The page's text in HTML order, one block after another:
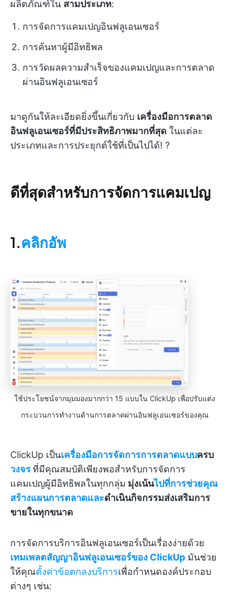
ผลิตภัณฑ์ใน สามประเภท:
การจัดการแคมเปญอินฟลูเอนเซอร์
การค้นหาผู้มีอิทธิพล
การวัดผลความสำเร็จของแคมเปญและการตลาด
ผ่านอินฟลูเอนเซอร์
มาดูกันให้ละเอียดยิ่งขึ้นเกี่ยวกับ เครื่องมือการตลาด
อินฟลูเอนเซอร์ที่มีประสิทธิภาพมากที่สุด ในแต่ละ
ประเภทและการประยุกต์ใช้ที่เป็นไปได้! ?
ดีที่สุดสำหรับการจัดการแคมเปญ
1.คลิกอัพ
ใช้ประโยชน์จากมุมมองมากกว่า 15 แบบใน ClickUp เพื่อปรับแต่ง
กระบวนการทำงานด้านการตลาดผ่านอินฟลูเอนเซอร์ของคุณ
ClickUp เป็นเครื่องมือการจัดการการตลาดแบบครบ
วงจรที่มีคุณสมบัติเพียงพอสำหรับการจัดการ
แคมเปญผู้มีอิทธิพลในทุกกลุ่ม มุ่งเน้นไปที่การช่วยคุณ
สร้างแผนการตลาดและดำเนินกิจกรรมส่งเสริมการ
ขายในทุกขนาด
การจัดการบริการอินฟลูเอนเซอร์เป็นเรื่องง่ายด้วย
เทมเพลตสัญญาอินฟลูเอนเซอร์ของ ClickUp มันช่วย
ให้คุณตั้งค่าข้อตกลงบริการเพื่อกำหนดองค์ประกอบ
ต่างๆ เช่น: